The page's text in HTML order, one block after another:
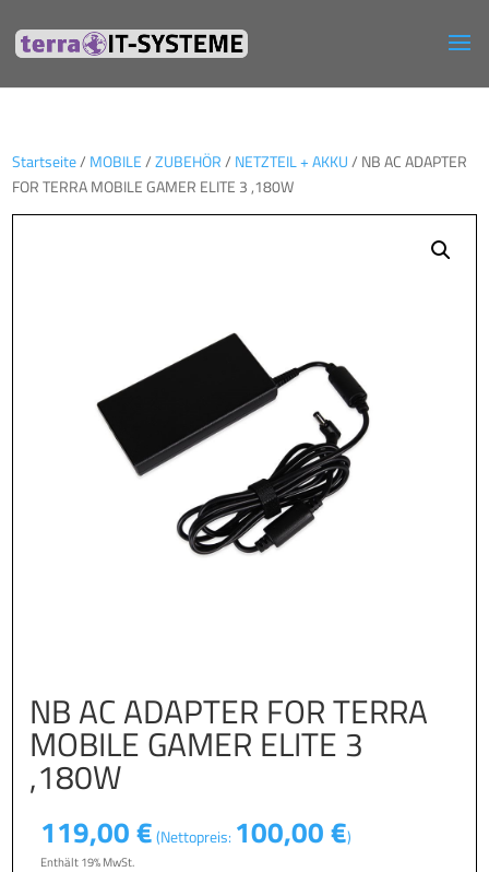
Startseite/ MOBILE/ZUBEHÖR/ NETZTEIL + AKKU/ NB AC ADAPTER
FOR TERRA MOBILE GAMER ELITE 3 ,180W
NB AC ADAPTER FOR TERRA
MOBILE GAMER ELITE 3
,180W
119,00€ (Nettopreis: 100,00€)
Enthält 19% MwSt.